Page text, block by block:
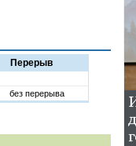
Перерыв
без перерыва